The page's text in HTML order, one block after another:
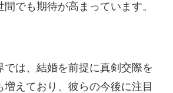
でも期待が高まっています。
では、結婚を前提に真剣交際を
増えており、彼らの今後に注目